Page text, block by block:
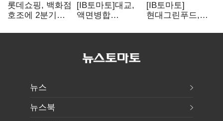
롯데쇼핑, 백화점
호조에 2분기
급증
[IB토마토]대교,
액면병합
룰' 경고장…
[IB토마토]
현대그린푸드,
실적 개선에
뉴스
뉴스북